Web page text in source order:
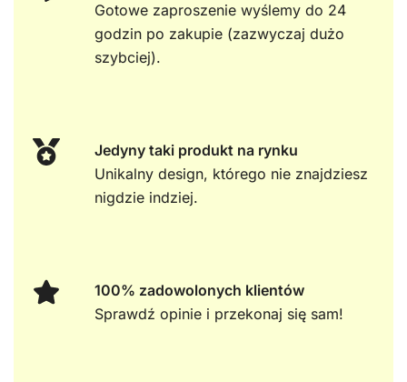
Gotowe zaproszenie wyślemy do 24
godzin po zakupie (zazwyczaj dużo
szybciej).
Jedyny taki produkt na rynku
Unikalny design, którego nie znajdziesz
nigdzie indziej.
100% zadowolonych klientów
Sprawdź opinie i przekonaj się sam!